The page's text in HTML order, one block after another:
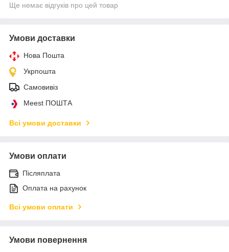
Ще немає відгуків про цей товар
Умови доставки
Нова Пошта
Укрпошта
Самовивіз
Meest ПОШТА
Всі умови доставки
Умови оплати
Післяплата
Оплата на рахунок
Всі умови оплати
Умови повернення